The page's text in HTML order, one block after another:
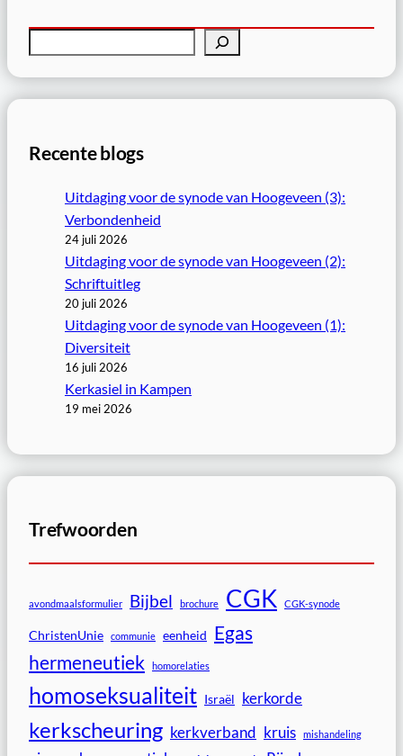
n
Recente blogs
Uitdaging voor de synode van Hoogeveen (3):
Verbondenheid
24 juli 2026
Uitdaging voor de synode van Hoogeveen (2):
Schriftuitleg
20 juli 2026
Uitdaging voor de synode van Hoogeveen (1):
Diversiteit
16 juli 2026
Kerkasiel in Kampen
19 mei 2026
Trefwoorden
avondmaalsformulier Bijbel brochure CGK CGK-synode
ChristenUnie communie eenheid Egas
hermeneutiek
homorelaties
homoseksualiteit Israël kerkorde
kerkscheuring kerkverband kruis mishandeling